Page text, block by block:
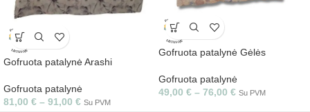
Gofruota patalynė Arashi
Gofruota patalynė
81,00 € – 91,00 € Su PVM
Gofruota patalynė Gėlės
Gofruota patalynė
49,00 € – 76,00 € Su PVM